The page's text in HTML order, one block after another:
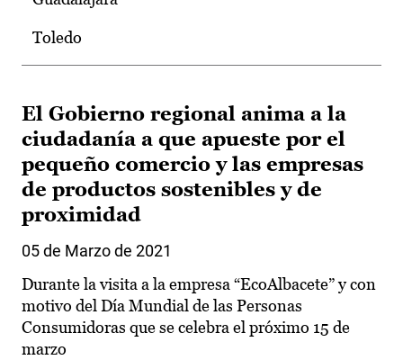
Toledo
El Gobierno regional anima a la
ciudadanía a que apueste por el
pequeño comercio y las empresas
de productos sostenibles y de
proximidad
05 de Marzo de 2021
Durante la visita a la empresa “EcoAlbacete” y con
motivo del Día Mundial de las Personas
Consumidoras que se celebra el próximo 15 de
marzo